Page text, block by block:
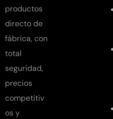
productos
directo de
fábrica, con
total
seguridad,
precios
competitiv
os y